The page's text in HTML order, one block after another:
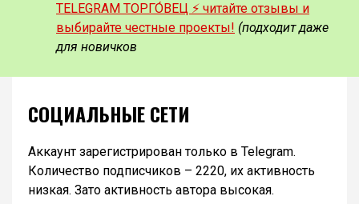
TELEGRAM ТОРГО́ВЕЦ ⚡️ читайте отзывы и
выбирайте честные проекты! (подходит даже
для новичков
СОЦИАЛЬНЫЕ СЕТИ
Аккаунт зарегистрирован только в Telegram.
Количество подписчиков – 2220, их активность
низкая. Зато активность автора высокая.